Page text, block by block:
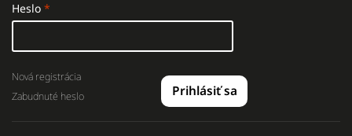
Heslo
Prihlásiť sa
Nová registrácia
Zabudnuté heslo